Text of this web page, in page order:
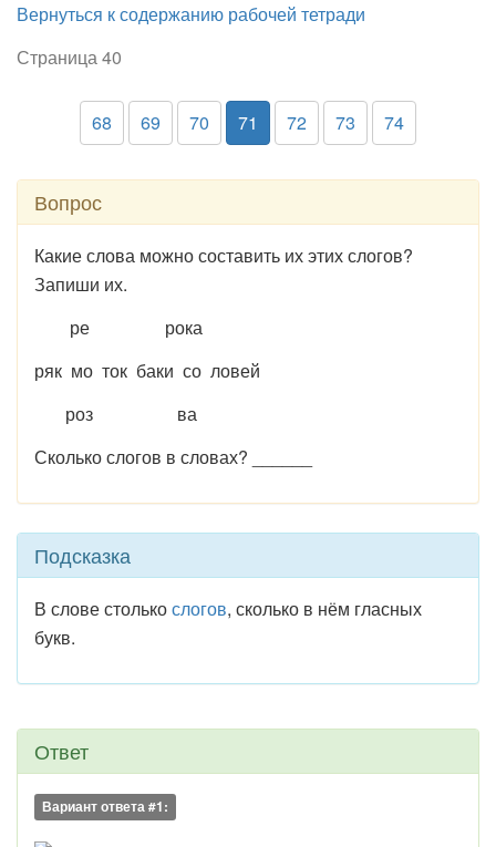
Вернуться к содержанию рабочей тетради
Страница 40
68 69 70 71 72 73 74
Вопрос
Какие слова можно составить их этих слогов?
Запиши их.
ре рока
ряк мо ток баки со ловей
роз ва
Сколько слогов в словах? ______
Подсказка
В слове столькослогов, сколько в нём гласных
букв.
Ответ
Вариант ответа #1: